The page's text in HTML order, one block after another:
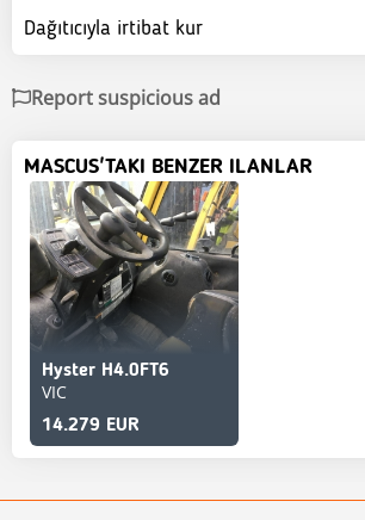
Dağıtıcıyla irtibat kur
Report suspicious ad
MASCUS'TAKI BENZER ILANLAR
Hyster H4.0FT6
VIC
14.279 EUR